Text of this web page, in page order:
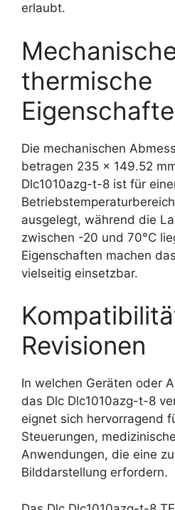
erlaubt.
thermische
Die mechanischen
betragen 235 x 149.52
Dlc1010azg-t-8 ist für
ausgelegt, während die
zwischen -20 und 70°C
Eigenschaften machen
vielseitig einsetzbar.
Revisionen
In welchen Geräten oder
das Dlc Dlc1010azg-t-8
eignet sich hervorragend
Steuerungen,
Anwendungen, die eine
Bilddarstellung erfordern.